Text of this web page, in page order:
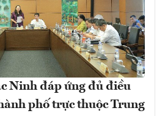
Ninh đáp ứng đủ điều
phố trực thuộc Trung